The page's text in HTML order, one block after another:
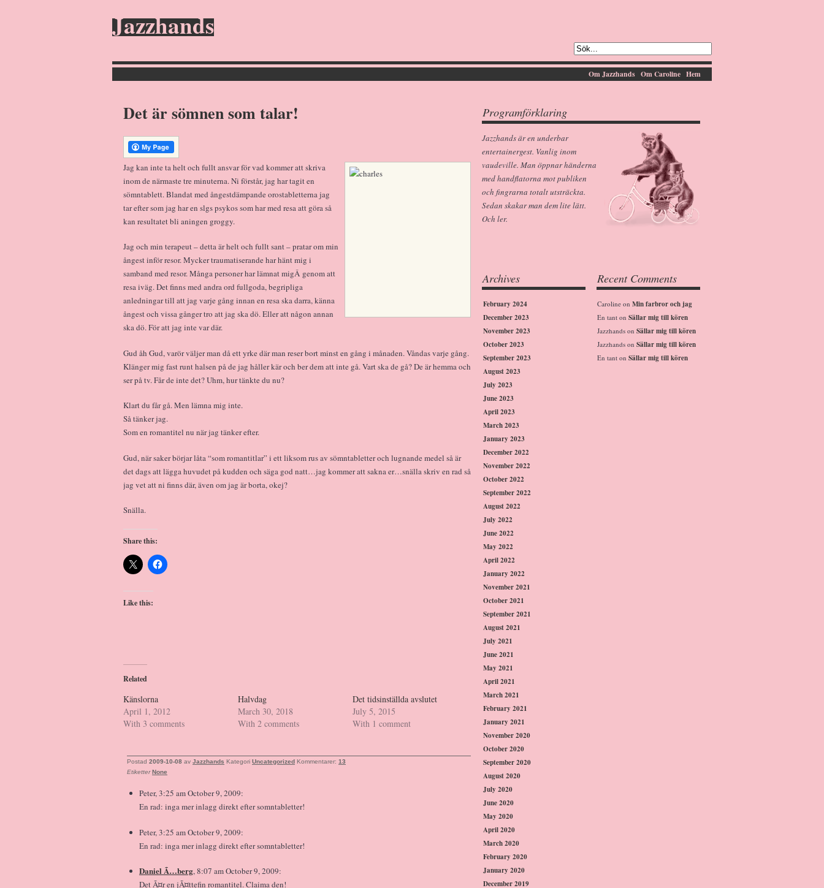
Jazzhands
Hem
Om Caroline
Om Jazzhands
Det är sömnen som talar!
Jag kan inte ta helt och fullt ansvar för vad kommer att skriva
inom de närmaste tre minuterna. Ni förstår, jag har tagit en
sömntablett. Blandat med ångestdämpande orostabletterna jag
tar efter som jag har en slgs psykos som har med resa att göra så
kan resultatet bli aningen groggy.
Jag och min terapeut – detta är helt och fullt sant – pratar om min
ångest inför resor. Mycker traumatiserande har hänt mig i
samband med resor. Många personer har lämnat migÂ genom att
resa iväg. Det finns med andra ord fullgoda, begripliga
anledningar till att jag varje gång innan en resa ska darra, känna
ångest och vissa gånger tro att jag ska dö. Eller att någon annan
ska dö. För att jag inte var där.
Gud åh Gud, varör väljer man då ett yrke där man reser bort minst en gång i månaden. Våndas varje gång.
Klänger mig fast runt halsen på de jag håller kär och ber dem att inte gå. Vart ska de gå? De är hemma och
ser på tv. Får de inte det? Uhm, hur tänkte du nu?
Klart du får gå. Men lämna mig inte.
Så tänker jag.
Som en romantitel nu när jag tänker efter.
Gud, när saker börjar låta “som romantitlar” i ett liksom rus av sömntabletter och lugnande medel så är
det dags att lägga huvudet på kudden och säga god natt…jag kommer att sakna er…snälla skriv en rad så
jag vet att ni finns där, även om jag är borta, okej?
Snälla.
Share this:
Like this:
Related
Känslorna
April 1, 2012
With 3 comments
Halvdag
March 30, 2018
With 2 comments
Det tidsinställda avslutet
July 5, 2015
With 1 comment
Postad 2009-10-08 av Jazzhands Kategori Uncategorized Kommentarer: 13
Etiketter None
Peter, 3:25 am October 9, 2009:
En rad: inga mer inlagg direkt efter somntabletter!
Peter, 3:25 am October 9, 2009:
En rad: inga mer inlagg direkt efter somntabletter!
Daniel Ã…berg, 8:07 am October 9, 2009:
Det Ã¤r en jÃ¤ttefin romantitel. Claima den!
Programförklaring
Jazzhands är en underbar
entertainergest. Vanlig inom
vaudeville. Man öppnar händerna
med handflatorna mot publiken
och fingrarna totalt utsträckta.
Sedan skakar man dem lite lätt.
Och ler.
Archives
February 2024
December 2023
November 2023
October 2023
September 2023
August 2023
July 2023
June 2023
April 2023
March 2023
January 2023
December 2022
November 2022
October 2022
September 2022
August 2022
July 2022
June 2022
May 2022
April 2022
January 2022
November 2021
October 2021
September 2021
August 2021
July 2021
June 2021
May 2021
April 2021
March 2021
February 2021
January 2021
November 2020
October 2020
September 2020
August 2020
July 2020
June 2020
May 2020
April 2020
March 2020
February 2020
January 2020
December 2019
Recent Comments
Caroline on Min farbror och jag
En tant on Sällar mig till kören
Jazzhands on Sällar mig till kören
Jazzhands on Sällar mig till kören
En tant on Sällar mig till kören